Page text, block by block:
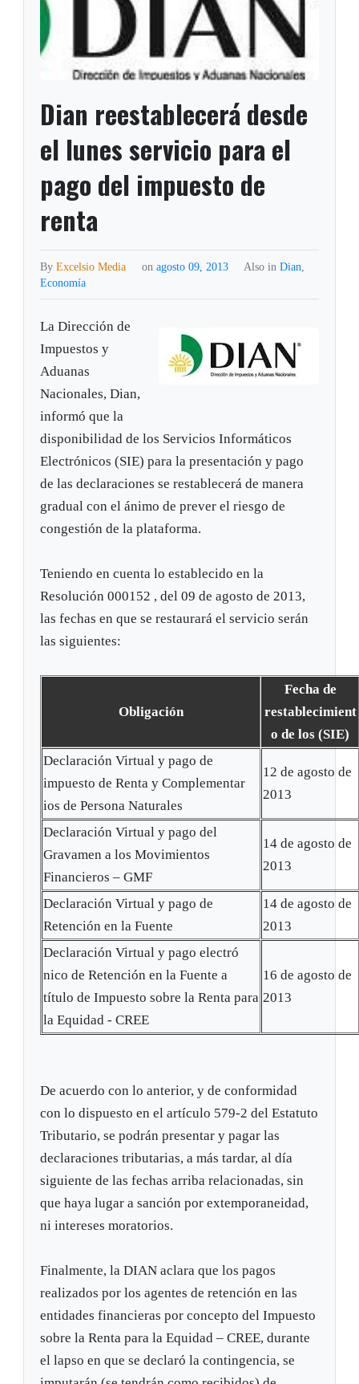
Dian reestablecerá desde
el lunes servicio para el
pago del impuesto de
renta
ByExcelsio Media on agosto 09, 2013 Also in Dian,
Economía
La Dirección de
Impuestos y
Aduanas
Nacionales, Dian,
informó que la
disponibilidad de los Servicios Informáticos
Electrónicos (SIE) para la presentación y pago
de las declaraciones se restablecerá de manera
gradual con el ánimo de prever el riesgo de
congestión de la plataforma.
Teniendo en cuenta lo establecido en la
Resolución 000152 , del 09 de agosto de 2013,
las fechas en que se restaurará el servicio serán
las siguientes:
Obligación
Fecha de
restablecimient
o de los (SIE)
Declaración Virtual y pago de
impuesto de Renta y Complementar
ios de Persona Naturales
12 de agosto de
2013
Declaración Virtual y pago del
Gravamen a los Movimientos
Financieros – GMF
14 de agosto de
2013
Declaración Virtual y pago de
Retención en la Fuente
14 de agosto de
2013
Declaración Virtual y pago electró
nico de Retención en la Fuente a
título de Impuesto sobre la Renta para
la Equidad - CREE
16 de agosto de
2013
De acuerdo con lo anterior, y de conformidad
con lo dispuesto en el artículo 579-2 del Estatuto
Tributario, se podrán presentar y pagar las
declaraciones tributarias, a más tardar, al día
siguiente de las fechas arriba relacionadas, sin
que haya lugar a sanción por extemporaneidad,
ni intereses moratorios.
Finalmente, la DIAN aclara que los pagos
realizados por los agentes de retención en las
entidades financieras por concepto del Impuesto
sobre la Renta para la Equidad – CREE, durante
el lapso en que se declaró la contingencia, se